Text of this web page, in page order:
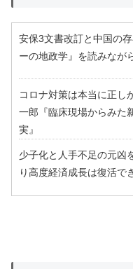
安保3文書改訂と中国の
ーの地政学』を読みなが
コロナ対策は本当に正し
一郎『臨床現場からみた
実』
少子化と人手不足の元凶
り高度経済成長は復活で